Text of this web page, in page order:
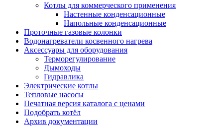
Котлы для коммерческого применения
Настенные конденсационные
Напольные конденсационные
Проточные газовые колонки
Водонагреватели косвенного нагрева
Аксессуары для оборудования
Терморегулирование
Дымоходы
Гидравлика
Электрические котлы
Тепловые насосы
Печатная версия каталога с ценами
Подобрать котёл
Архив документации